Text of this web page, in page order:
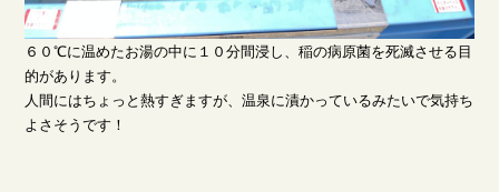
６０℃に温めたお湯の中に１０分間浸し、稲の病原菌を死滅させる目
的があります。
人間にはちょっと熱すぎますが、温泉に漬かっているみたいで気持ち
よさそうです！